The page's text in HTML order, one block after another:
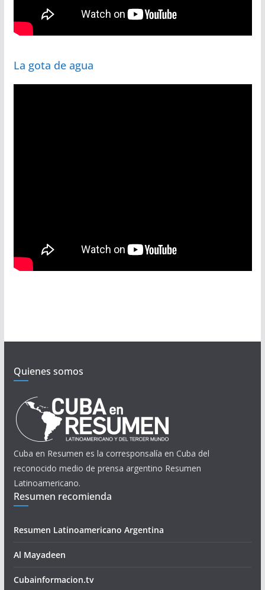
La gota de agua
Quienes somos
Cuba en Resumen es la corresponsalía en Cuba del
reconocido medio de prensa argentino Resumen
Latinoamericano.
Resumen recomienda
Resumen Latinoamericano Argentina
Al Mayadeen
Cubainformacion.tv